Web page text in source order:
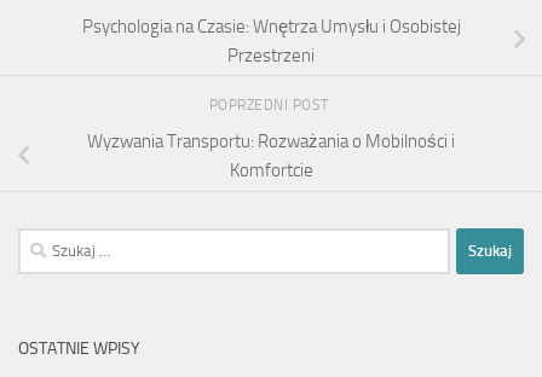
Psychologia na Czasie: Wnętrza Umysłu i Osobistej
Przestrzeni
POPRZEDNI POST
Wyzwania Transportu: Rozważania o Mobilności i
Komfortcie
Szukaj:
OSTATNIE WPISY